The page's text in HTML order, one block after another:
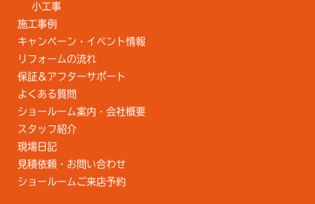
小工事
施工事例
キャンペーン・イベント情報
リフォームの流れ
保証＆アフターサポート
よくある質問
ショールーム案内・会社概要
スタッフ紹介
現場日記
見積依頼・お問い合わせ
ショールームご来店予約